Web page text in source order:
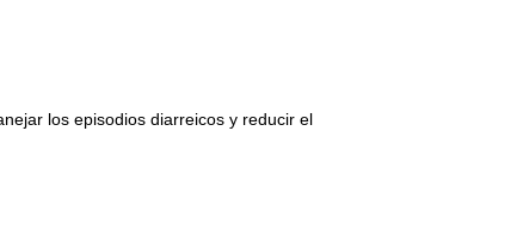
los episodios diarreicos y reducir el